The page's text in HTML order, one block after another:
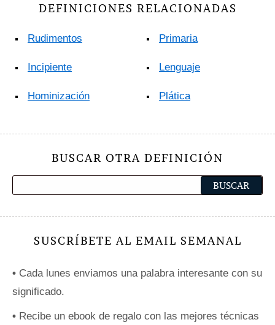
DEFINICIONES RELACIONADAS
Rudimentos
Incipiente
Hominización
Primaria
Lenguaje
Plática
BUSCAR OTRA DEFINICIÓN
SUSCRÍBETE AL EMAIL SEMANAL
• Cada lunes enviamos una palabra interesante con su
significado.
• Recibe un ebook de regalo con las mejores técnicas